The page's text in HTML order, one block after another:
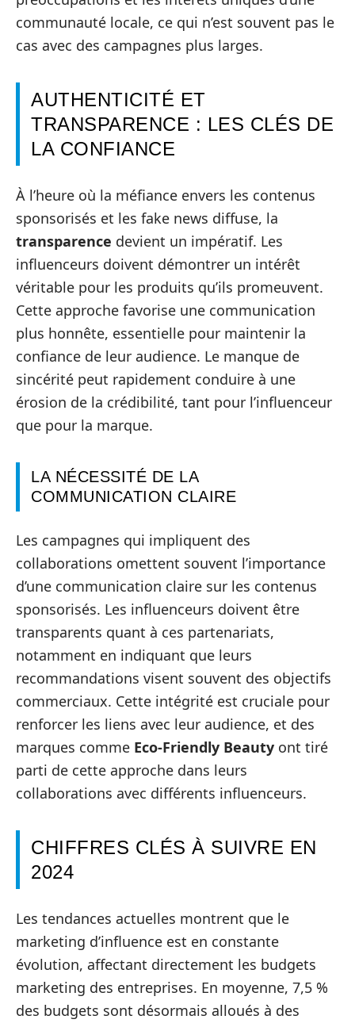
communauté locale, ce qui n’est souvent pas le
cas avec des campagnes plus larges.
AUTHENTICITÉ ET
TRANSPARENCE : LES CLÉS DE
LA CONFIANCE
À l’heure où la méfiance envers les contenus
sponsorisés et les fake news diffuse, la
transparence devient un impératif. Les
influenceurs doivent démontrer un intérêt
véritable pour les produits qu’ils promeuvent.
Cette approche favorise une communication
plus honnête, essentielle pour maintenir la
confiance de leur audience. Le manque de
sincérité peut rapidement conduire à une
érosion de la crédibilité, tant pour l’influenceur
que pour la marque.
LA NÉCESSITÉ DE LA
COMMUNICATION CLAIRE
Les campagnes qui impliquent des
collaborations omettent souvent l’importance
d’une communication claire sur les contenus
sponsorisés. Les influenceurs doivent être
transparents quant à ces partenariats,
notamment en indiquant que leurs
recommandations visent souvent des objectifs
commerciaux. Cette intégrité est cruciale pour
renforcer les liens avec leur audience, et des
marques comme Eco-Friendly Beauty ont tiré
parti de cette approche dans leurs
collaborations avec différents influenceurs.
CHIFFRES CLÉS À SUIVRE EN
2024
Les tendances actuelles montrent que le
marketing d’influence est en constante
évolution, affectant directement les budgets
marketing des entreprises. En moyenne, 7,5 %
des budgets sont désormais alloués à des